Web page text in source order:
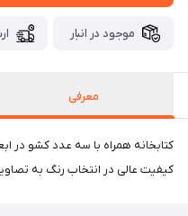
موجود در انبار
معرفی
کیفیت عالی در انتخاب رنگ به